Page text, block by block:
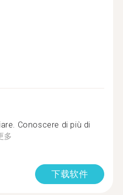
Conoscere di più di
多
下载软件